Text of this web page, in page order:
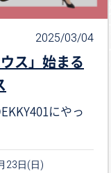
2025/03/04
ス」始まる
にやっ
23日(日)